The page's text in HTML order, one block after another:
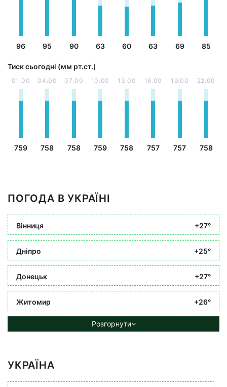
96 95 90 63 60 63 69 85
Тиск сьогодні (мм рт.ст.)
01:00
759
04:00
758
07:00
758
10:00
759
13:00
758
16:00
757
19:00
757
22:00
758
ПОГОДА В УКРАЇНІ
Вінниця +27°
Дніпро +25°
Донецьк +27°
Житомир +26°
Розгорнути
УКРАЇНА